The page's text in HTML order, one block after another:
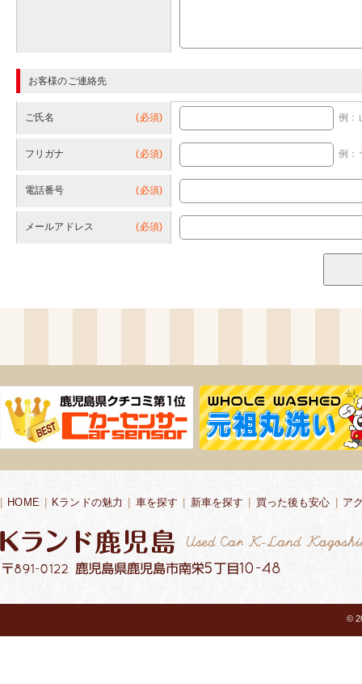
お客様のご連絡先
ご氏名 (必須) 例
フリガナ (必須) 例
電話番号 (必須)
メールアドレス (必須)
HOME Kランドの魅力 車を探す 新車を探す 買った後も安心 ア
©